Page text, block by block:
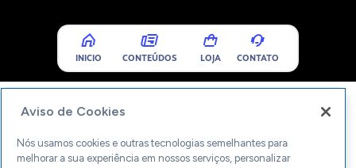
INICIO CONTEÚDOS LOJA CONTATO
Aviso de Cookies
Nós usamos cookies e outras tecnologias semelhantes para
melhorar a sua experiência em nossos serviços, personalizar